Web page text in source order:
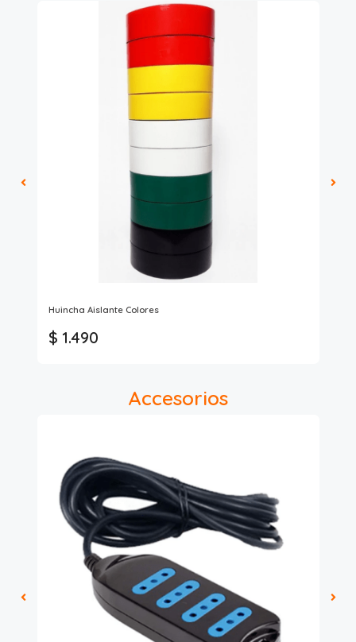
Huincha Aislante Colores
$ 1.490
Accesorios